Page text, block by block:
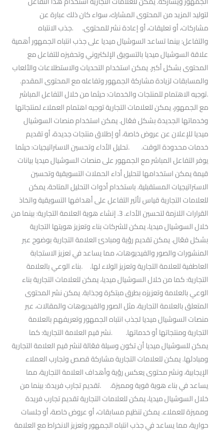
لتوليد المزيد من المحتوى المشارك، سواء كان ذلك عبارة عن
مشاركات، أو تعليقات، أو إعادة نشر للمحتوى. .جذب الانتباه
والتفاعل: بينما تساعد السوشيال ميديا على جذب انتباه الجمهور أهمية
علاقة السوشيال ميديا بالتسويق الإلكتروني وتحفيزه للتفاعل مع
المحتوى بشكل أكبر. يمكن استخدام التحديات والاستطلاعات والألعاب
والمسابقات لزيادة مشاركة الجمهور وتفاعله مع المحتوى المقدم.
.توجيه الاهتمام للمنتجات والخدمات: حيثما من خلال التفاعل المباشر
مع الجمهور، يمكن للعلامات التجارية توجيه اهتمام العملاء لمنتجاتها
وخدماتها الجديدة بشكل فعّال. يمكن استخدام منصات السوشيال
ميديا للإعلان عن عروض خاصة، أو إطلاق منتجات جديدة، أو تقديم
خدمات محدودة الوقت. .تحليل الأداء وتحسين الاستراتيجيات: حيثما
يوفر التفاعل المباشر مع الجمهور على منصات السوشيال ميديا بيانات
قيمة يمكن استخدامها لتحليل أداء الحملات التسويقية وتحسين
الاستراتيجيات المستقبلية. باستخدام أدوات التحليل المتاحة، يمكن
للعلامات التجارية قياس تأثير التفاعل على أهدافها التسويقية واتخاذ
القرارات اللازمة لتحسين الأداء. 3. إنشاء هوية العلامة التجارية: بينما من
خلال السوشيال ميديا، يمكن للشركات بناء وتعزيز هويتها التجارية
بشكل فعّال. يمكن تقديم رؤية ومبادئ العلامة التجارية بوضوح عبر
المنشورات والصور والفيديوهات، مما يساعد في تعزيز الاستجابة
العاطفية للعلامة التجارية وتعزيز الولاء لها. .بناء الوعي بالعلامة
التجارية: كما من خلال السوشيال ميديا، يمكن للعلامات التجارية بناء
الوعي بالعلامة وتعزيزه بطرق مبتكرة وجذابة. يمكن نشر المحتوى
المتعلق بالعلامة التجارية، مثل الصور والفيديوهات والمقالات، عبر
منصات السوشيال ميديا لجذب انتباه الجمهور وتعريفهم بالعلامة
التجارية ومنتجاتها أو خدماتها. .نشر قيم العلامة التجارية: كما
يمكن للسوشيال ميديا أن تكون وسيلة فعّالة لنشر قيم العلامة التجارية
ومبادئها. يمكن للعلامات التجارية مشاركة قصص وتجارب العملاء
الإيجابية، ونشر محتوى يعكس رؤية وأهداف العلامة التجارية، مما
يساعد في بناء هوية قوية ومميزة. .تقديم تجارب فريدة: بينما من
خلال السوشيال ميديا، يمكن للعلامات التجارية تقديم تجارب فريدة
ومميزة للعملاء. يمكن تنظيم مسابقات، أو عروض خاصة، أو جلسات
حوارية، مما يساعد في جذب انتباه الجمهور وتعزيز الانخراط مع العلامة